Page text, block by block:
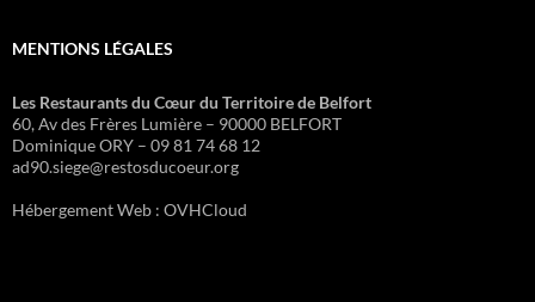
MENTIONS LÉGALES
Les Restaurants du Cœur du Territoire de Belfort
60, Av des Frères Lumière – 90000 BELFORT
Dominique ORY – 09 81 74 68 12
ad90.siege@restosducoeur.org
Hébergement Web : OVHCloud